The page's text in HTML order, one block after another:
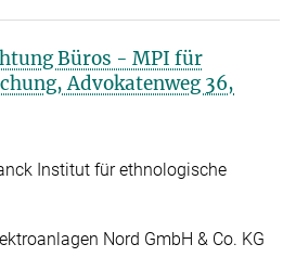
Büros - MPI für
Advokatenweg 36,
Institut für ethnologische
Nord GmbH & Co. KG